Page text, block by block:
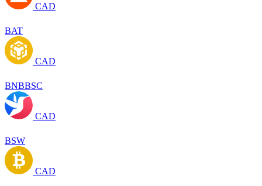
CAD
BAT
CAD
BNBBSC
CAD
BSW
CAD